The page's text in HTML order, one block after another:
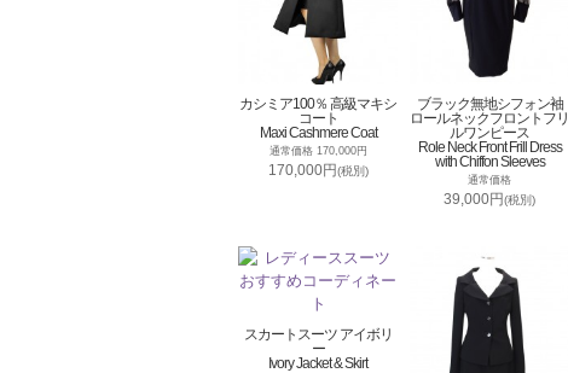
カシミア100％ 高級マキシ
コート
Maxi Cashmere Coat
通常価格 170,000円
170,000円(税別)
ブラック無地シフォン袖
ロールネックフロントフリ
ルワンピース
Role Neck Front Frill Dress
with Chiffon Sleeves
通常価格
39,000円(税別)
スカートスーツ アイボリ
ー
Ivory Jacket & Skirt